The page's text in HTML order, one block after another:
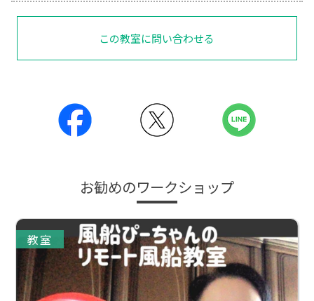
この教室に問い合わせる
お勧めのワークショップ
教室